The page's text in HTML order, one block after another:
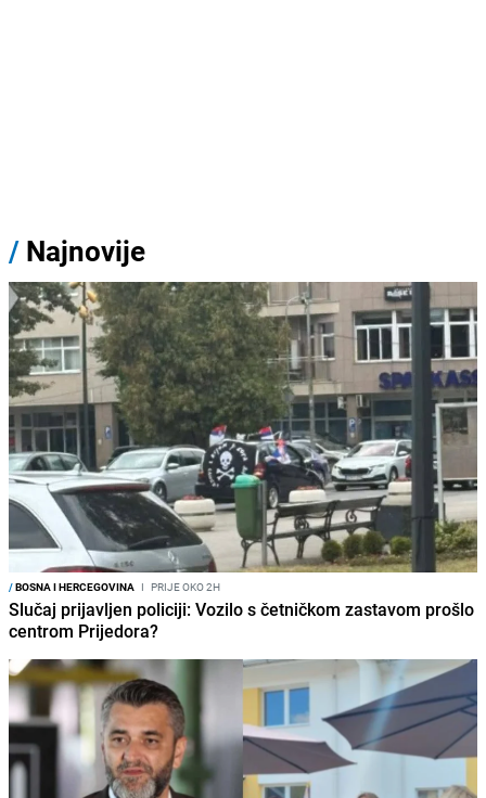
/ Najnovije
/BOSNA I HERCEGOVINA I PRIJE OKO 2H
Slučaj prijavljen policiji: Vozilo s četničkom zastavom prošlo
centrom Prijedora?